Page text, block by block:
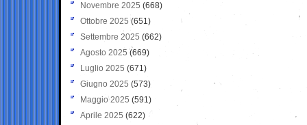
Novembre 2025 (668)
Ottobre 2025 (651)
Settembre 2025 (662)
Agosto 2025 (669)
Luglio 2025 (671)
Giugno 2025 (573)
Maggio 2025 (591)
Aprile 2025 (622)